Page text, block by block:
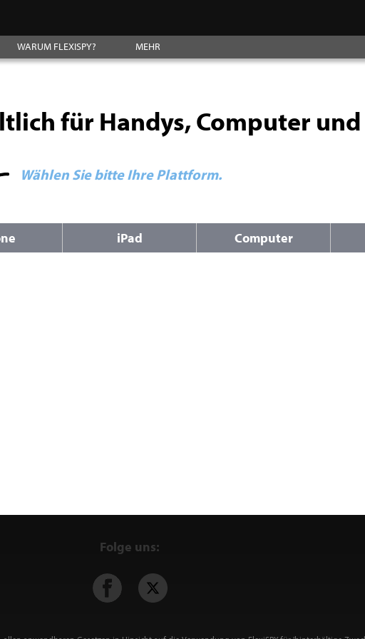
WARUM FLEXISPY? MEHR
für Handys, Computer
Wählen Sie bitte Ihre Plattform.
iPad Computer
Folge uns: